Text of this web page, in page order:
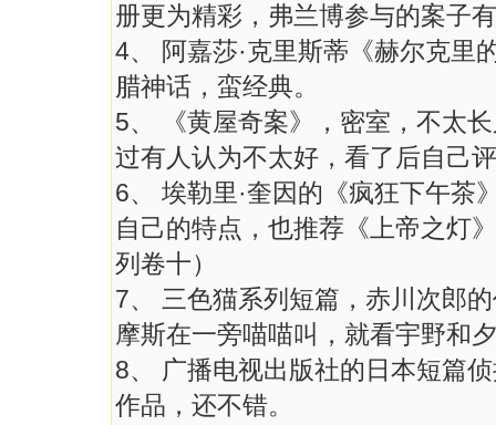
册更为精彩，弗兰博参与的案子
4、 阿嘉莎·克里斯蒂《赫尔克里
腊神话，蛮经典。
5、 《黄屋奇案》，密室，不太
过有人认为不太好，看了后自己
6、 埃勒里·奎因的《疯狂下午茶
自己的特点，也推荐《上帝之灯
列卷十）
7、 三色猫系列短篇，赤川次郎
摩斯在一旁喵喵叫，就看宇野和
8、 广播电视出版社的日本短篇
作品，还不错。